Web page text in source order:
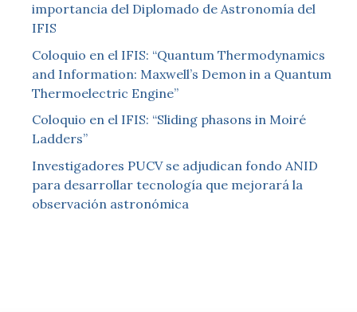
importancia del Diplomado de Astronomía del
IFIS
Coloquio en el IFIS: “Quantum Thermodynamics
and Information: Maxwell’s Demon in a Quantum
Thermoelectric Engine”
Coloquio en el IFIS: “Sliding phasons in Moiré
Ladders”
Investigadores PUCV se adjudican fondo ANID
para desarrollar tecnología que mejorará la
observación astronómica